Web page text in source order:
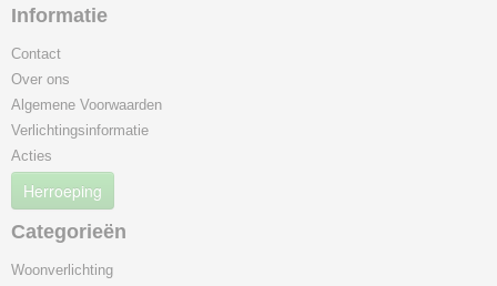
Informatie
Contact
Over ons
Algemene Voorwaarden
Verlichtingsinformatie
Acties
Herroeping
Categorieën
Woonverlichting